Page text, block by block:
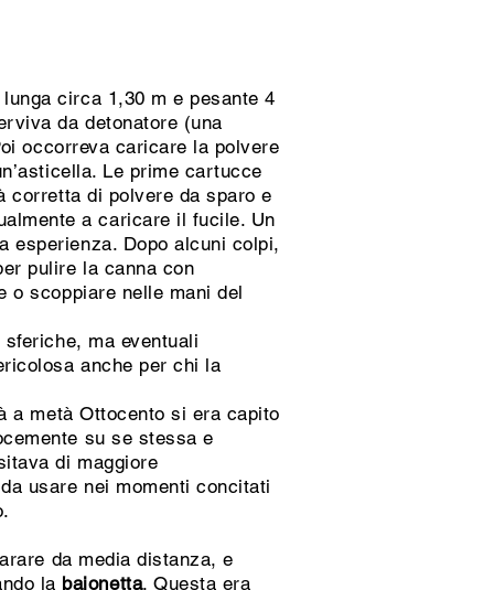
circa 1,30 m e pesante 4
da detonatore (una
occorreva caricare la polvere
Le prime cartucce
corretta di polvere da sparo e
a caricare il fucile. Un
esperienza. Dopo alcuni colpi,
pulire la canna con
o scoppiare nelle mani del
ma eventuali
anche per chi la
a metà Ottocento si era capito
su se stessa e
di maggiore
usare nei momenti concitati
da media distanza, e
la baionetta. Questa era